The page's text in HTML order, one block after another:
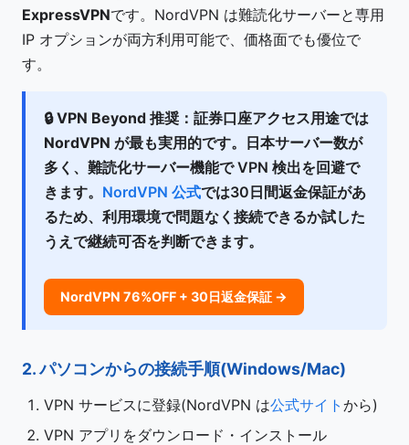
ExpressVPNです。NordVPN は難読化サーバーと専用
IP オプションが両方利用可能で、価格面でも優位で
す。
🔒VPN Beyond 推奨： 証券口座アクセス用途では
NordVPN が最も実用的です。日本サーバー数が
多く、難読化サーバー機能で VPN 検出を回避で
きます。 NordVPN 公式では30日間返金保証があ
るため、利用環境で問題なく接続できるか試した
うえで継続可否を判断できます。
NordVPN 76%OFF + 30日返金保証 →
2. パソコンからの接続手順(Windows/Mac)
VPN サービスに登録(NordVPN は公式サイト から)
VPN アプリをダウンロード・インストール